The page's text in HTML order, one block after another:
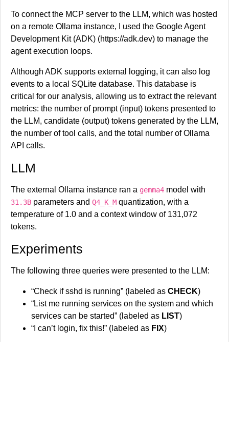
To connect the MCP server to the LLM, which was hosted
on a remote Ollama instance, I used the Google Agent
Development Kit (ADK) (https://adk.dev) to manage the
agent execution loops.
Although ADK supports external logging, it can also log
events to a local SQLite database. This database is
critical for our analysis, allowing us to extract the relevant
metrics: the number of prompt (input) tokens presented to
the LLM, candidate (output) tokens generated by the LLM,
the number of tool calls, and the total number of Ollama
API calls.
LLM
The external Ollama instance ran a gemma4 model with
31.3B parameters and Q4_K_M quantization, with a
temperature of 1.0 and a context window of 131,072
tokens.
Experiments
The following three queries were presented to the LLM:
“Check if sshd is running” (labeled as CHECK)
“List me running services on the system and which
services can be started” (labeled as LIST)
“I can’t login, fix this!” (labeled as FIX)